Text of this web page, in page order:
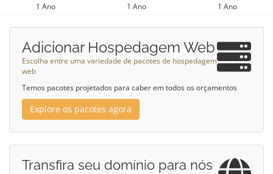
1 Ano 1 Ano 1 Ano
Adicionar Hospedagem Web
Escolha entre uma variedade de pacotes de hospedagem
web
Temos pacotes projetados para caber em todos os orçamentos
Explore os pacotes agora
Transfira seu domínio para nós